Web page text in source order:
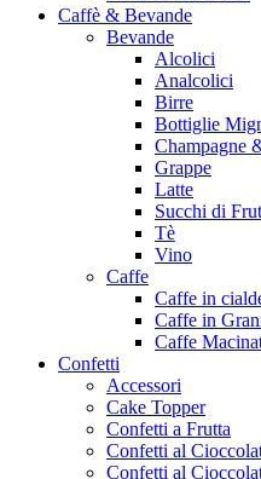
Caffè & Bevande
Bevande
Alcolici
Analcolici
Birre
Bottiglie
Champagne
Grappe
Latte
Succhi di
Tè
Vino
Caffe
Caffe in
Caffe in
Caffe
Confetti
Accessori
Cake Topper
Confetti a Frutta
Confetti al
Confetti al